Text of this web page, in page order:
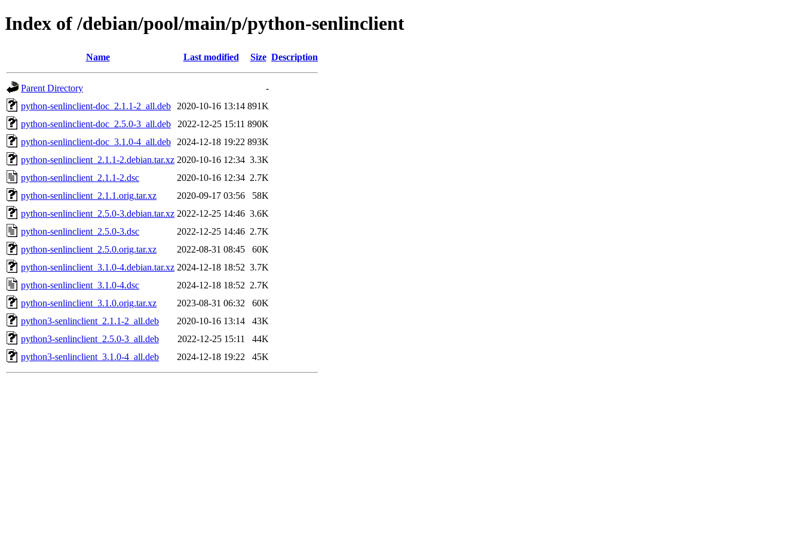
Index of /debian/pool/main/p/python-senlinclient
Name Last modified Size Description
Parent Directory
-
python-senlinclient-doc_2.1.1-2_all.deb
2020-10-16 13:14 891K
python-senlinclient-doc_2.5.0-3_all.deb
2022-12-25 15:11 890K
python-senlinclient-doc_3.1.0-4_all.deb
2024-12-18 19:22 893K
python-senlinclient_2.1.1-2.debian.tar.xz 2020-10-16 12:34 3.3K
python-senlinclient_2.1.1-2.dsc
2020-10-16 12:34 2.7K
python-senlinclient_2.1.1.orig.tar.xz
2020-09-17 03:56
58K
python-senlinclient_2.5.0-3.debian.tar.xz 2022-12-25 14:46 3.6K
python-senlinclient_2.5.0-3.dsc
2022-12-25 14:46 2.7K
python-senlinclient_2.5.0.orig.tar.xz
2022-08-31 08:45
60K
python-senlinclient_3.1.0-4.debian.tar.xz 2024-12-18 18:52 3.7K
python-senlinclient_3.1.0-4.dsc
2024-12-18 18:52 2.7K
python-senlinclient_3.1.0.orig.tar.xz
2023-08-31 06:32
60K
python3-senlinclient_2.1.1-2_all.deb
2020-10-16 13:14
43K
python3-senlinclient_2.5.0-3_all.deb
2022-12-25 15:11
44K
python3-senlinclient_3.1.0-4_all.deb
2024-12-18 19:22 45K